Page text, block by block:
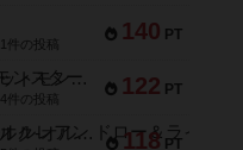
140 PT
1件の投稿
122 PT
ドブル：ポケットモンスター
4件の投稿
118 PT
ジャンヌ・ダルク-オルレアン ドロー＆ライト